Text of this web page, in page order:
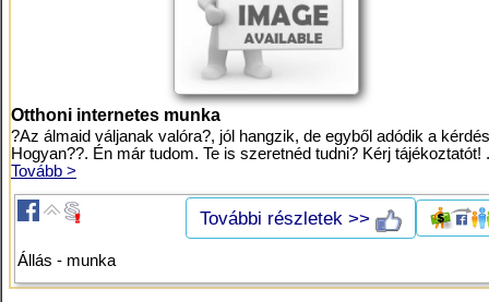
Otthoni internetes munka
?Az álmaid váljanak valóra?, jól hangzik, de egyből adódik a
Hogyan??. Én már tudom. Te is szeretnéd tudni? Kérj tájékoztatót!
Tovább >
További részletek >>
Állás - munka